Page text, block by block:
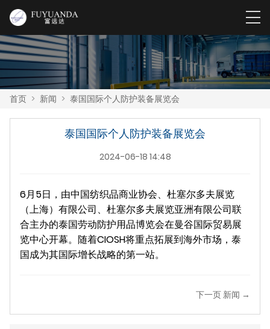
首页 > 新闻 > 泰国国际个人防护装备展览会
泰国国际个人防护装备展览会
2024-06-18 14:48
6月5日，由中国纺织品商业协会、杜塞尔多夫展览
（上海）有限公司、杜塞尔多夫展览亚洲有限公司联
合主办的泰国劳动防护用品博览会在曼谷国际贸易展
览中心开幕。随着CIOSH将重点拓展到海外市场，泰
国成为其国际增长战略的第一站。
下一页 新闻 →